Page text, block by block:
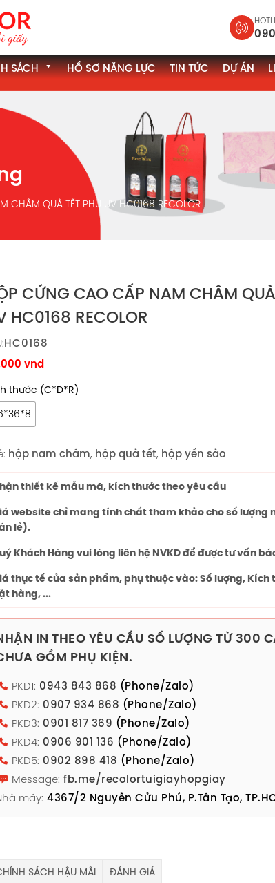
SÁCH HỒ SƠ NĂNG LỰC TIN TỨC DỰ ÁN
CHÂM QUÀ TẾT PHỦ UV HC0168 RECOLOR
CỨNG CAO CẤP NAM CHÂM
HC0168 RECOLOR
HC0168
vnd
thước (C*D*R)
hộp nam châm, hộp quà tết, hộp yến sào
thiết kế mẫu mã, kích thước theo yêu cầu
website chỉ mang tính chất tham khảo cho số lượng
lẻ).
Khách Hàng vui lòng liên hệ NVKD để được tư vấn
thực tế của sản phẩm, phụ thuộc vào: Số lượng, Kích
hàng, ...
IN THEO YÊU CẦU SỐ LƯỢNG TỪ 300
GỒM PHỤ KIỆN.
PKD1: 0943 843 868 (Phone/Zalo)
PKD2: 0907 934 868 (Phone/Zalo)
PKD3: 0901 817 369 (Phone/Zalo)
PKD4: 0906 901 136 (Phone/Zalo)
PKD5: 0902 898 418 (Phone/Zalo)
Message: fb.me/recolortuigiayhopgiay
máy: 4367/2 Nguyễn Cửu Phú, P.Tân Tạo,
SÁCH HẬU MÃI ĐÁNH GIÁ